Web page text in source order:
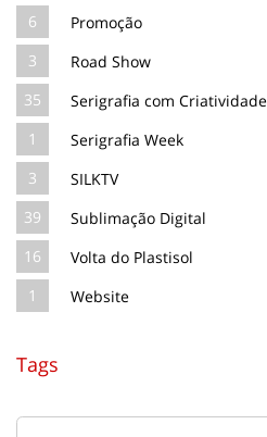
6
Promoção
3
Road Show
35
Serigrafia com Criatividade
1
Serigrafia Week
3
SILKTV
39
Sublimação Digital
16
Volta do Plastisol
1
Website
Tags